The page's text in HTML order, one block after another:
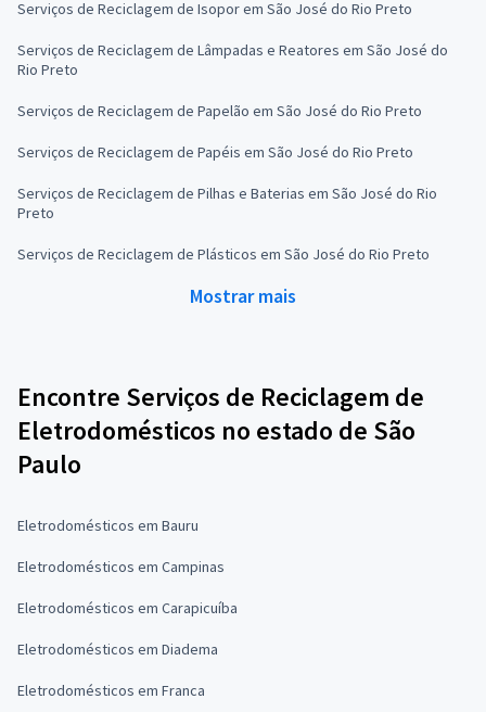
Serviços de Reciclagem de Isopor em São José do Rio Preto
Serviços de Reciclagem de Lâmpadas e Reatores em São José do
Rio Preto
Serviços de Reciclagem de Papelão em São José do Rio Preto
Serviços de Reciclagem de Papéis em São José do Rio Preto
Serviços de Reciclagem de Pilhas e Baterias em São José do Rio
Preto
Serviços de Reciclagem de Plásticos em São José do Rio Preto
Mostrar mais
Encontre Serviços de Reciclagem de
Eletrodomésticos no estado de São
Paulo
Eletrodomésticos em Bauru
Eletrodomésticos em Campinas
Eletrodomésticos em Carapicuíba
Eletrodomésticos em Diadema
Eletrodomésticos em Franca